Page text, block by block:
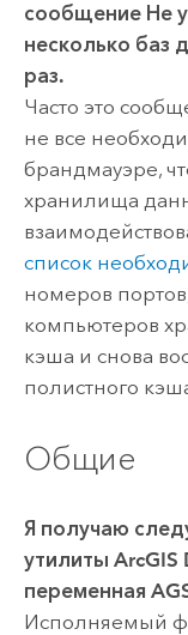
сообщение Не
несколько баз
раз.
Часто это
не все
брандмауэре,
хранилища
список
номеров
компьютеров
кэша и снова
полистного
Общие
Я получаю
утилиты ArcGIS
переменная
Исполняемый